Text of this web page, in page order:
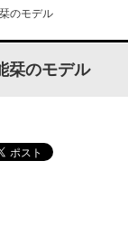
のモデル
栞のモデル